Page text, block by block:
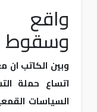
واقع
وسقوط
وبين الكاتب ان
اتساع حملة
السياسات